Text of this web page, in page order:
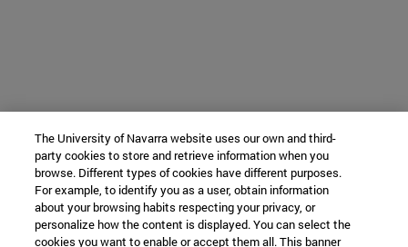
The University of Navarra website uses our own and third-
party cookies to store and retrieve information when you
browse. Different types of cookies have different purposes.
For example, to identify you as a user, obtain information
about your browsing habits respecting your privacy, or
personalize how the content is displayed. You can select the
cookies you want to enable or accept them all. This banner